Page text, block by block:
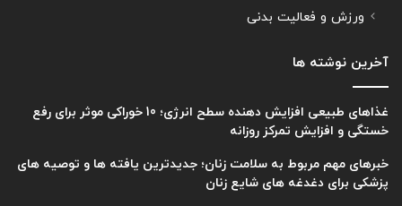
ورزش و فعالیت بدنی
آخرین نوشته ها
غذاهای طبیعی افزایش دهنده سطح انرژی؛ 10 خوراکی موثر برای رفع
خستگی و افزایش تمرکز روزانه
خبرهای مهم مربوط به سلامت زنان؛ جدیدترین یافته ها و توصیه های
پزشکی برای دغدغه های شایع زنان